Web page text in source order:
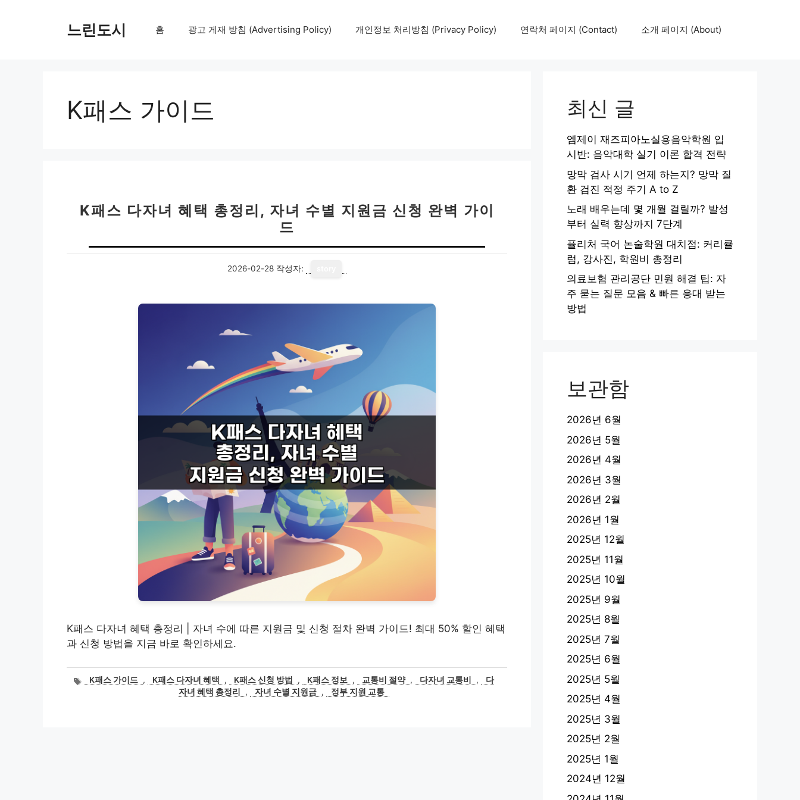
느린도시 홈 광고 게재 방침 (Advertising Policy) 개인정보 처리방침 (Privacy Policy) 연락처 페이지 (Contact) 소개 페이지 (About)
K패스 가이드
K패스 다자녀 혜택 총정리, 자녀 수별 지원금 신청 완벽 가이
드
2026-02-28 작성자:
K패스 다자녀 혜택 총정리 | 자녀 수에 따른 지원금 및 신청 절차 완벽 가이드! 최대 50% 할인 혜택
과 신청 방법을 지금 바로 확인하세요.
태K패스 가이드 , K패스 다자녀 혜택 , K패스 신청 방법 , K패스 정보 , 교통비 절약 , 다자녀 교통비 ,
다
자녀 혜택 총정리
, 자녀 수별 지원금 , 정부 지원 교통
최신 글
엠제이 재즈피아노실용음악학원 입
시반: 음악대학 실기 이론 합격 전략
망막 검사 시기 언제 하는지? 망막 질
환 검진 적정 주기 A to Z
노래 배우는데 몇 개월 걸릴까? 발성
부터 실력 향상까지 7단계
퓰리처 국어 논술학원 대치점: 커리큘
럼, 강사진, 학원비 총정리
의료보험 관리공단 민원 해결 팁: 자
주 묻는 질문 모음 & 빠른 응대 받는
방법
보관함
2026년 6월
2026년 5월
2026년 4월
2026년 3월
2026년 2월
2026년 1월
2025년 12월
2025년 11월
2025년 10월
2025년 9월
2025년 8월
2025년 7월
2025년 6월
2025년 5월
2025년 4월
2025년 3월
2025년 2월
2025년 1월
2024년 12월